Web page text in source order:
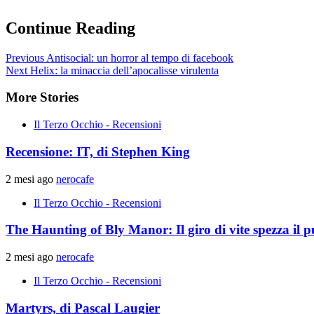
Continue Reading
Previous Antisocial: un horror al tempo di facebook
Next Helix: la minaccia dell’apocalisse virulenta
More Stories
Il Terzo Occhio - Recensioni
Recensione: IT, di Stephen King
2 mesi ago nerocafe
Il Terzo Occhio - Recensioni
The Haunting of Bly Manor: Il giro di vite spezza il
2 mesi ago nerocafe
Il Terzo Occhio - Recensioni
Martyrs, di Pascal Laugier